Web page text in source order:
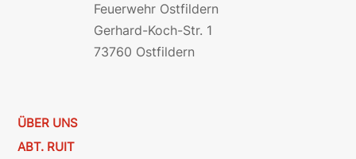
Feuerwehr Ostfildern
Gerhard-Koch-Str. 1
73760 Ostfildern
ÜBER UNS
ABT. RUIT